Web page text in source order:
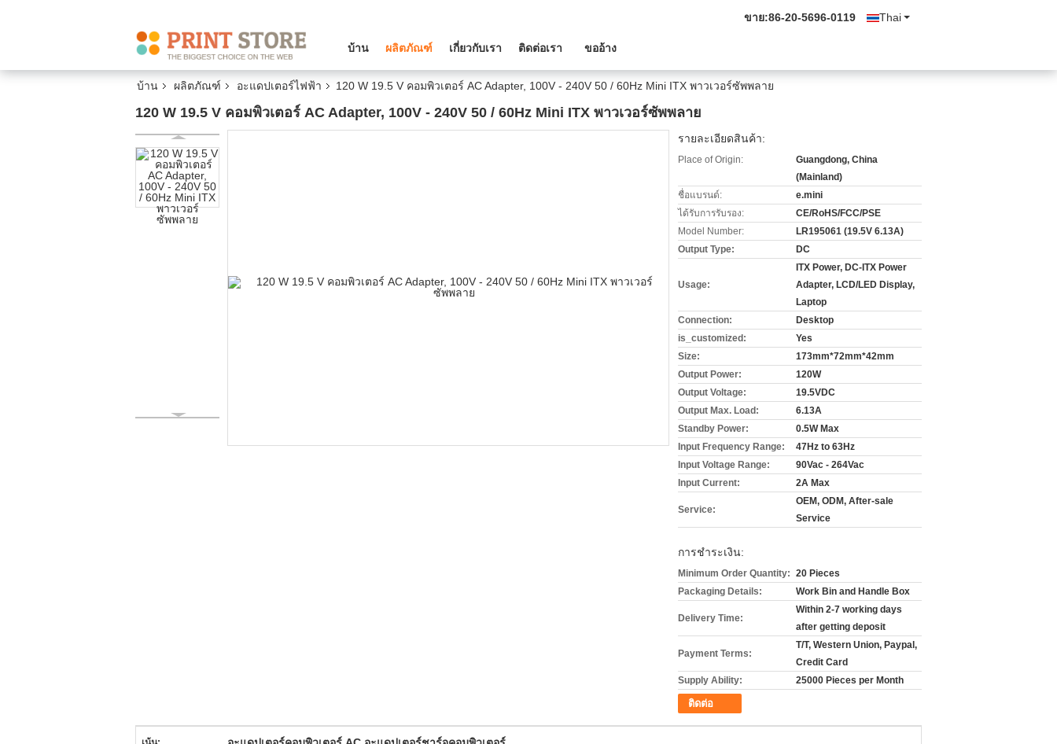
Thai
ขาย:86-20-5696-0119
บ้าน ผลิตภัณฑ์ เกี่ยวกับเรา ติดต่อเรา ขออ้าง
บ้าน ผลิตภัณฑ์ อะแดปเตอร์ไฟฟ้า 120 W 19.5 V คอมพิวเตอร์ AC Adapter, 100V - 240V 50 / 60Hz Mini ITX พาวเวอร์ซัพพลาย
120 W 19.5 V คอมพิวเตอร์ AC Adapter, 100V - 240V 50 / 60Hz Mini ITX พาวเวอร์ซัพพลาย
รายละเอียดสินค้า:
Place of Origin:
Guangdong, China
(Mainland)
ชื่อแบรนด์:
e.mini
ได้รับการรับรอง:
CE/RoHS/FCC/PSE
Model Number:
LR195061 (19.5V 6.13A)
Output Type:
DC
Usage:
ITX Power, DC-ITX Power
Adapter, LCD/LED Display,
Laptop
Connection:
Desktop
is_customized:
Yes
Size:
173mm*72mm*42mm
Output Power:
120W
Output Voltage:
19.5VDC
Output Max. Load:
6.13A
Standby Power:
0.5W Max
Input Frequency Range:
47Hz to 63Hz
Input Voltage Range:
90Vac - 264Vac
Input Current:
2A Max
Service:
OEM, ODM, After-sale
Service
การชำระเงิน:
Minimum Order Quantity: 20 Pieces
Packaging Details:
Work Bin and Handle Box
Delivery Time:
Within 2-7 working days
after getting deposit
Payment Terms:
T/T, Western Union, Paypal,
Credit Card
Supply Ability:
25000 Pieces per Month
ติดต่อ